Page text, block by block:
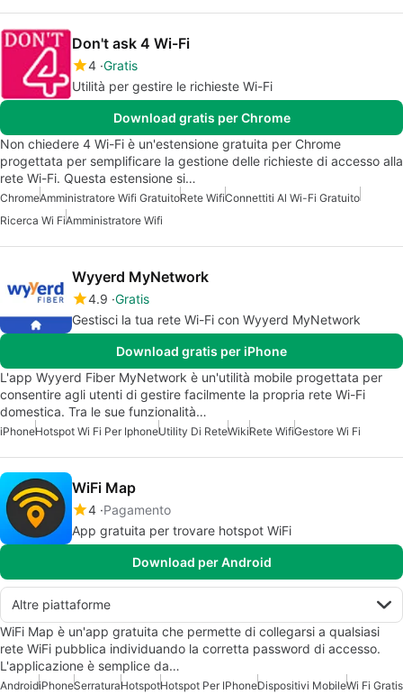
Don't ask 4 Wi-Fi
4 Gratis
Utilità per gestire le richieste Wi-Fi
Download gratis per Chrome
Non chiedere 4 Wi-Fi è un'estensione gratuita per Chrome
progettata per semplificare la gestione delle richieste di accesso alla
rete Wi-Fi. Questa estensione si…
ChromeAmministratore Wifi GratuitoRete WifiConnettiti Al Wi-Fi Gratuito
Ricerca Wi FiAmministratore Wifi
Wyyerd MyNetwork
4.9 Gratis
Gestisci la tua rete Wi-Fi con Wyyerd MyNetwork
Download gratis per iPhone
L'app Wyyerd Fiber MyNetwork è un'utilità mobile progettata per
consentire agli utenti di gestire facilmente la propria rete Wi-Fi
domestica. Tra le sue funzionalità…
iPhoneHotspot Wi Fi Per IphoneUtility Di ReteWikiRete WifiGestore Wi Fi
WiFi Map
4 Pagamento
App gratuita per trovare hotspot WiFi
Download per Android
Altre piattaforme
WiFi Map è un'app gratuita che permette di collegarsi a qualsiasi
rete WiFi pubblica individuando la corretta password di accesso.
L'applicazione è semplice da…
AndroidiPhoneSerraturaHotspotHotspot Per IPhoneDispositivi MobileWi Fi Gratis